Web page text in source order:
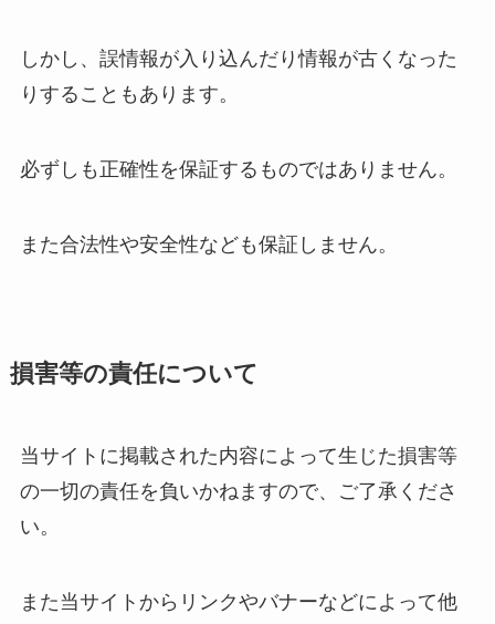
しかし、誤情報が入り込んだり情報が古くなった
りすることもあります。
必ずしも正確性を保証するものではありません。
また合法性や安全性なども保証しません。
損害等の責任について
当サイトに掲載された内容によって生じた損害等
の一切の責任を負いかねますので、ご了承くださ
い。
また当サイトからリンクやバナーなどによって他